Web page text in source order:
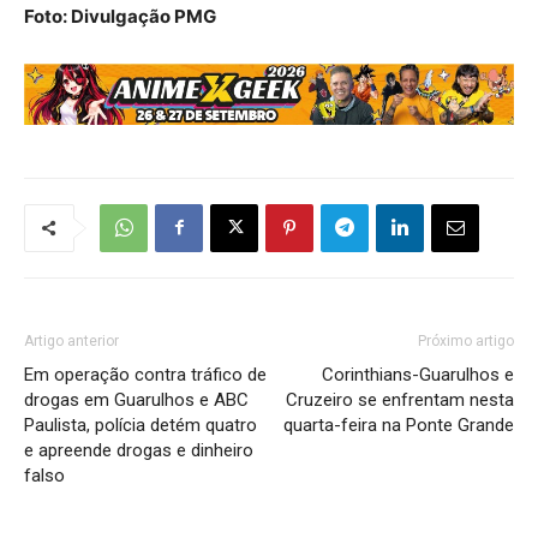
Foto: Divulgação PMG
Artigo anterior
Em operação contra tráfico de
drogas em Guarulhos e ABC
Paulista, polícia detém quatro
e apreende drogas e dinheiro
falso
Próximo artigo
Corinthians-Guarulhos e
Cruzeiro se enfrentam nesta
quarta-feira na Ponte Grande